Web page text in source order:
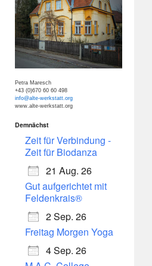
iCalendar
Petra Maresch
+43 (0)670 60 60 498
info@alte-werkstatt.org
www.alte-werkstatt.org
Demnächst
Zeit für Verbindung -
Zeit für Biodanza
21 Aug. 26
Gut aufgerichtet mit
Feldenkrais®
2 Sep. 26
Freitag Morgen Yoga
4 Sep. 26